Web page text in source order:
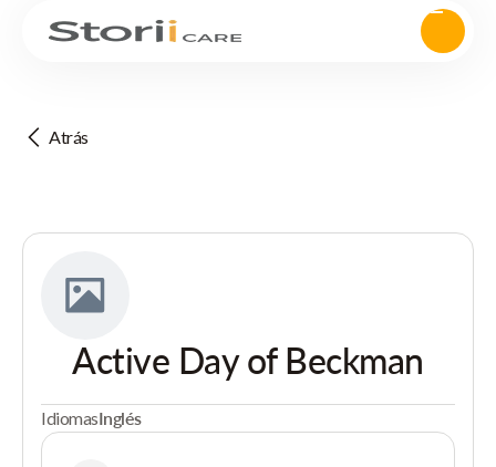
Atrás
Active Day of Beckman
IdiomasInglés